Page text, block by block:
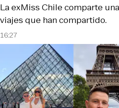
16:27
La exMiss Chile comparte
viajes que han compartido.